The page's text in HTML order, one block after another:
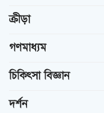
ক্রীড়া
গণমাধ্যম
চিকিৎসা বিজ্ঞান
দর্শন